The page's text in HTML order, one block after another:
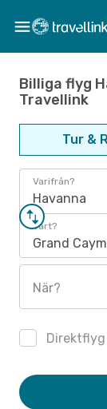
Billiga flyg
Travellink
Tur &
Varifrån?
Havanna
Vart?
Grand
När?
Direktflyg